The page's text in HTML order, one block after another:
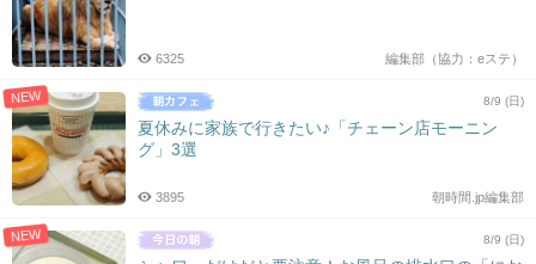
編集部（協力：eステ）
6325
NEW 8/9 (日)
夏休みに家族で行きたい♪「チェーン店モーニン
グ」3選
朝時間.jp編集部
3895
NEW 8/9 (日)